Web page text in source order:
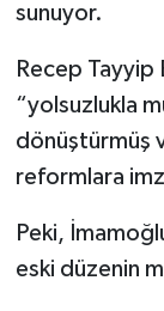
sunuyor.
Recep
“yolsuzlukla
dönüştürmüş
reformlara
Peki,
eski düzenin